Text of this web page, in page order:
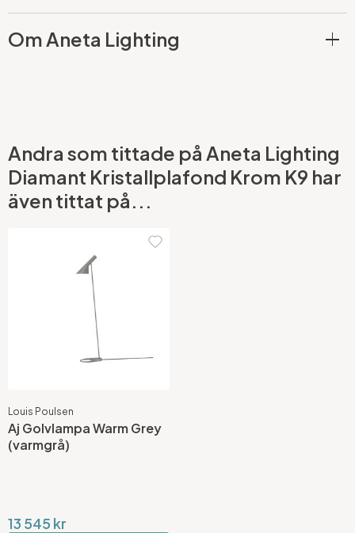
Om Aneta Lighting
Andra som tittade på Aneta Lighting
Diamant Kristallplafond Krom K9 har
även tittat på...
Louis Poulsen
Aj Golvlampa Warm Grey
(varmgrå)
13 545 kr